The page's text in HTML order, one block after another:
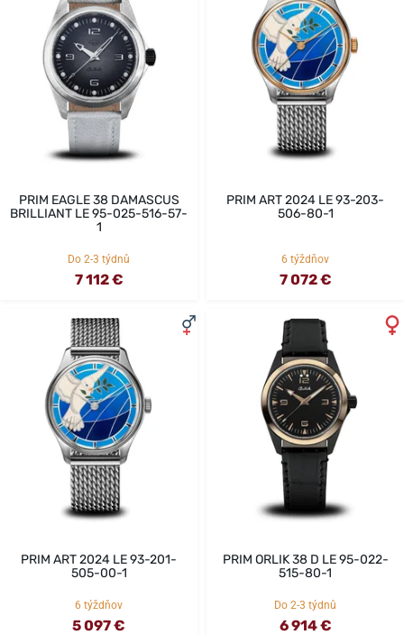
PRIM EAGLE 38 DAMASCUS
BRILLIANT LE 95-025-516-57-
1
Do 2-3 týdnů
7 112 €
PRIM ART 2024 LE 93-203-
506-80-1
6 týždňov
7 072 €
PRIM ART 2024 LE 93-201-
505-00-1
6 týždňov
5 097 €
PRIM ORLIK 38 D LE 95-022-
515-80-1
Do 2-3 týdnů
6 914 €